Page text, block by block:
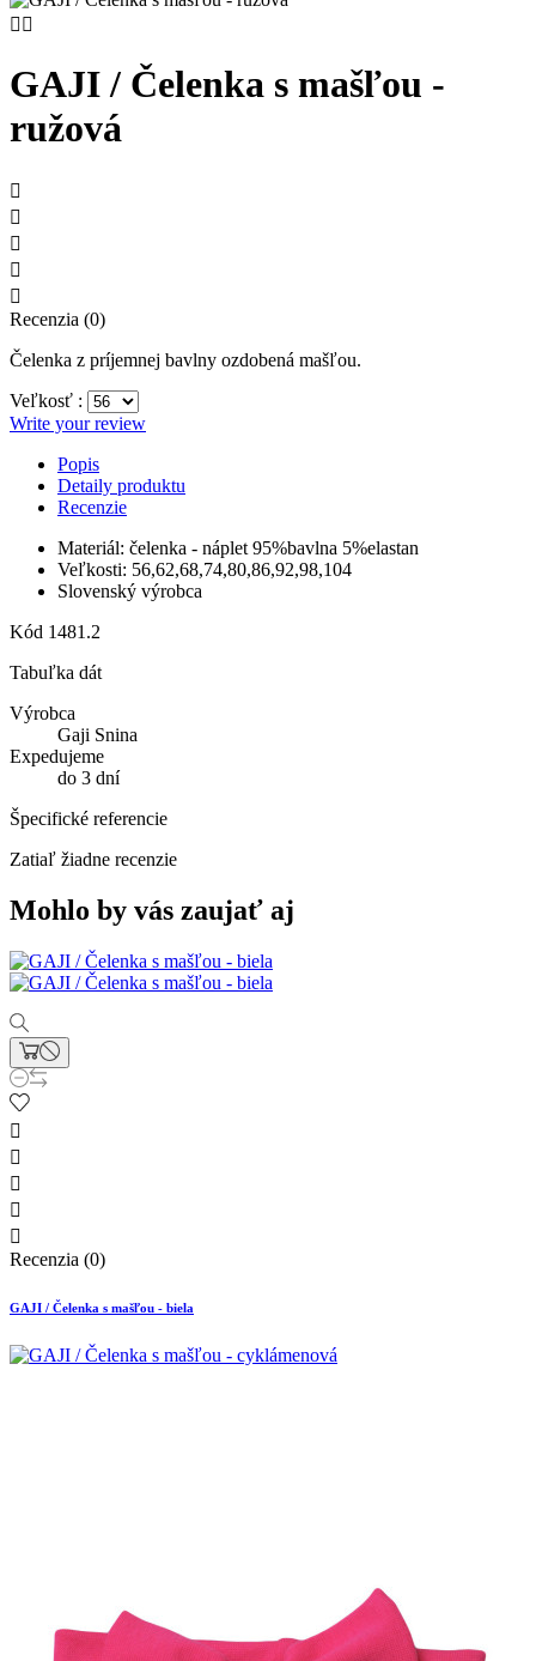
 
GAJI / Čelenka s mašľou -
ružová





Recenzia (0)
Čelenka z príjemnej bavlny ozdobená mašľou.
Veľkosť :
Write your review
Popis
Detaily produktu
Recenzie
Materiál: čelenka - náplet 95%bavlna 5%elastan
Veľkosti: 56,62,68,74,80,86,92,98,104
Slovenský výrobca
Kód 1481.2
Tabuľka dát
Výrobca
Gaji Snina
Expedujeme
do 3 dní
Špecifické referencie
Zatiaľ žiadne recenzie
Mohlo by vás zaujať aj





Recenzia (0)
GAJI / Čelenka s mašľou - biela